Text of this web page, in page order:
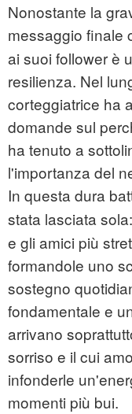
Nonostante la
messaggio finale
ai suoi follower è
resilienza. Nel
corteggiatrice ha
domande sul
ha tenuto a
l'importanza del
In questa dura
stata lasciata
e gli amici più
formandole uno
sostegno
fondamentale e
arrivano
sorriso e il cui
infonderle
momenti più bui.